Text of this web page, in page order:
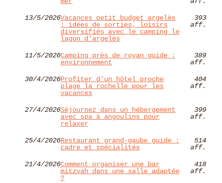
13/5/2026Vacances petit budget argelès
: idées de sorties, loisirs
diversifiés avec le camping le
lagon d'argelès
393
aff.
11/5/2026Camping près de royan guide :
environnement
389
aff.
30/4/2026Profiter d'un hôtel proche
plage la rochelle pour les
vacances
404
aff.
27/4/2026Séjournez dans un hébergement
avec spa à angoulins pour
relaxer
399
aff.
25/4/2026Restaurant grand-gaube guide :
cadre et spécialités
514
aff.
21/4/2026Comment organiser une bar
mitzvah dans une salle adaptée
?
418
aff.